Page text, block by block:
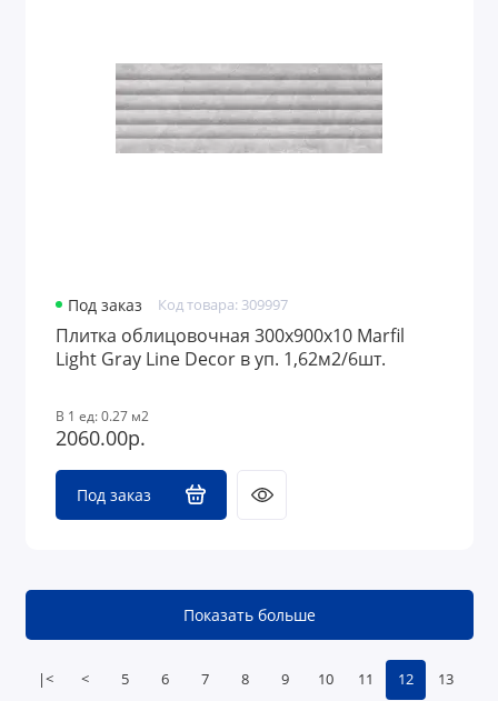
Под заказ Код товара: 309997
Плитка облицовочная 300x900х10 Marfil
Light Gray Line Decor в уп. 1,62м2/6шт.
В 1 ед: 0.27 м2
2060.00р.
Под заказ
|< < 5 6 7 8 9 10 11 12 13
Показать больше